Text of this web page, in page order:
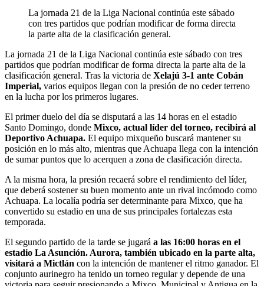
La jornada 21 de la Liga Nacional continúa este sábado
con tres partidos que podrían modificar de forma directa
la parte alta de la clasificación general.
La jornada 21 de la Liga Nacional continúa este sábado con tres
partidos que podrían modificar de forma directa la parte alta de la
clasificación general. Tras la victoria de Xelajú 3-1 ante Cobán
Imperial, varios equipos llegan con la presión de no ceder terreno
en la lucha por los primeros lugares.
El primer duelo del día se disputará a las 14 horas en el estadio
Santo Domingo, donde Mixco, actual líder del torneo, recibirá al
Deportivo Achuapa. El equipo mixqueño buscará mantener su
posición en lo más alto, mientras que Achuapa llega con la intención
de sumar puntos que lo acerquen a zona de clasificación directa.
A la misma hora, la presión recaerá sobre el rendimiento del líder,
que deberá sostener su buen momento ante un rival incómodo como
Achuapa. La localía podría ser determinante para Mixco, que ha
convertido su estadio en una de sus principales fortalezas esta
temporada.
El segundo partido de la tarde se jugará a las 16:00 horas en el
estadio La Asunción. Aurora, también ubicado en la parte alta,
visitará a Mictlán con la intención de mantener el ritmo ganador. El
conjunto aurinegro ha tenido un torneo regular y depende de una